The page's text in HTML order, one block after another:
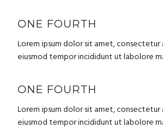
ONE FOURTH
Lorem ipsum dolor sit amet, consectetur
eiusmod tempor incididunt ut labolore
ONE FOURTH
Lorem ipsum dolor sit amet, consectetur
eiusmod tempor incididunt ut labolore